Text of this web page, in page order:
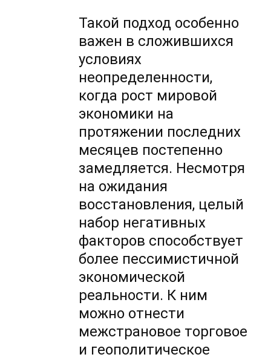
Такой подход особенно
важен в сложившихся
условиях
неопределенности,
когда рост мировой
экономики на
протяжении последних
месяцев постепенно
замедляется. Несмотря
на ожидания
восстановления, целый
набор негативных
факторов способствует
более пессимистичной
экономической
реальности. К ним
можно отнести
межстрановое торговое
и геополитическое